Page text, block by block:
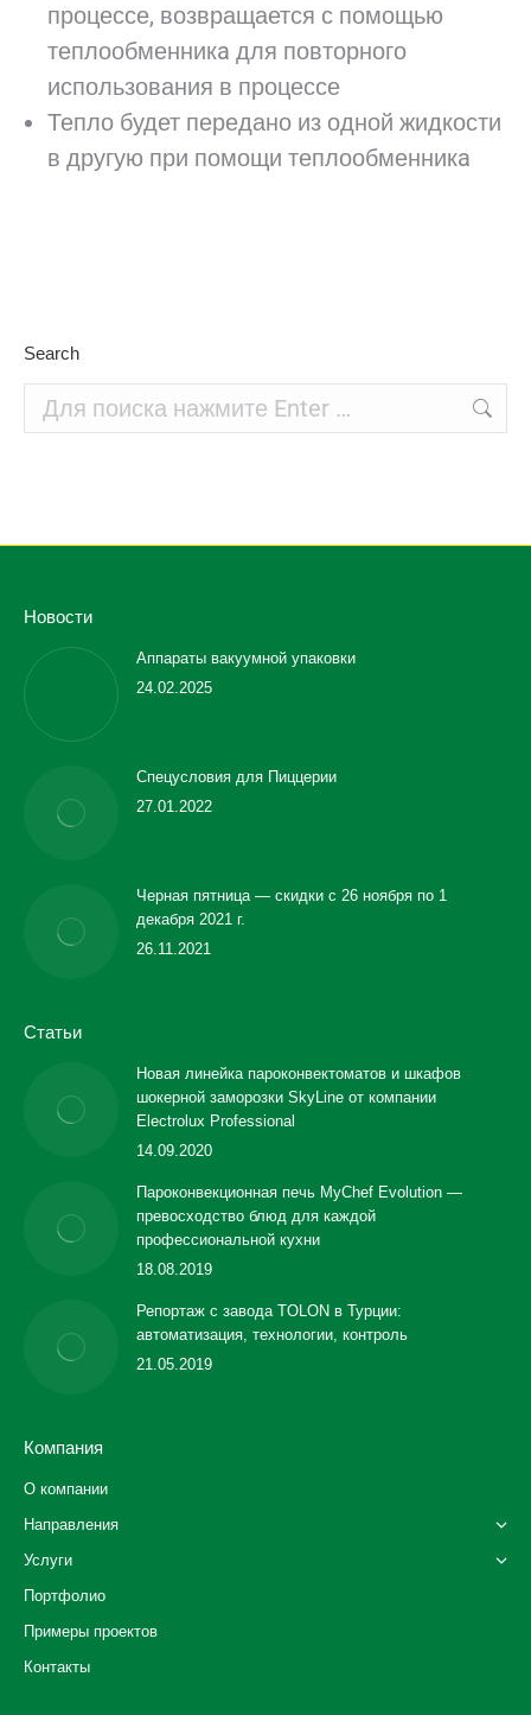
процессе, возвращается с помощью
теплообменникa для повторного
использования в процессе
Тепло будет передано из одной жидкости
в другую при помощи теплообменникa
Search
Новости
Аппараты вакуумной упаковки
24.02.2025
Спецусловия для Пиццерии
27.01.2022
Черная пятница — скидки с 26 ноября по 1
декабря 2021 г.
26.11.2021
Статьи
Новая линейка пароконвектоматов и шкафов
шокерной заморозки SkyLine от компании
Electrolux Professional
14.09.2020
Пароконвекционная печь MyChef Evolution —
превосходство блюд для каждой
профессиональной кухни
18.08.2019
Репортаж с завода TOLON в Турции:
автоматизация, технологии, контроль
21.05.2019
Компания
О компании
Направления
Услуги
Портфолио
Примеры проектов
Контакты